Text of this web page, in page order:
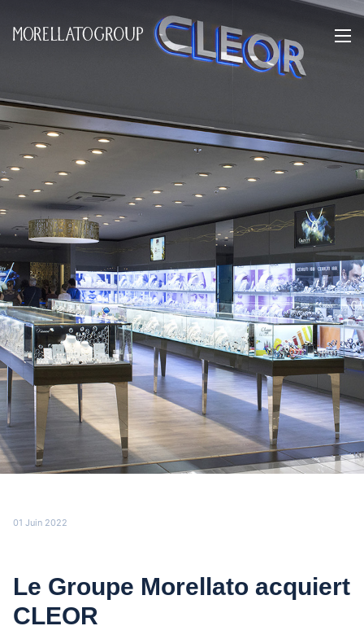
01 Juin 2022
Le Groupe Morellato acquiert
CLEOR